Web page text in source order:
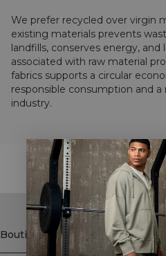
We prefer recycled over virgin
existing materials prevents
landfills, conserves energy, and
associated with raw material
fabrics supports a circular
responsible consumption and
industry.
STYLE
Boutique